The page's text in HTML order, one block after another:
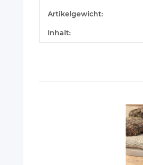
Artikelgewicht:
Inhalt: